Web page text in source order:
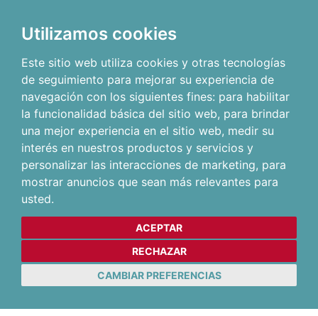
Utilizamos cookies
Este sitio web utiliza cookies y otras tecnologías
de seguimiento para mejorar su experiencia de
navegación con los siguientes fines: para habilitar
la funcionalidad básica del sitio web, para brindar
una mejor experiencia en el sitio web, medir su
interés en nuestros productos y servicios y
personalizar las interacciones de marketing, para
mostrar anuncios que sean más relevantes para
usted.
ACEPTAR
RECHAZAR
CAMBIAR PREFERENCIAS